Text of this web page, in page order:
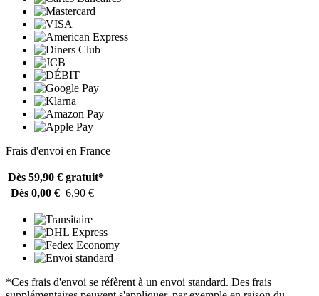
Frais d'envoi en France
Dès 59,90 € gratuit*
Dès 0,00 € 6,90 €
*Ces frais d'envoi se réfèrent à un envoi standard. Des frais